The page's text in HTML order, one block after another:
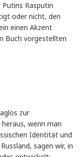
Rasputin
oder nicht, den
einen Akzent
Buch vorgestellten
zur
wenn man
Identität und
sagen wir, in